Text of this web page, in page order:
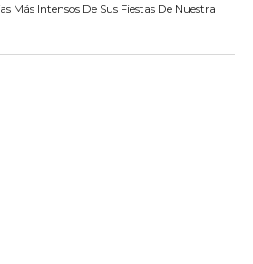
Más Intensos De Sus Fiestas De Nuestra